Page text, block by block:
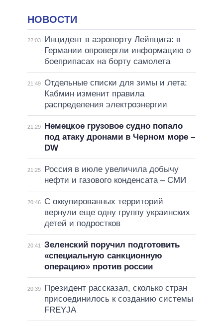
НОВОСТИ
22:03
Инцидент в аэропорту Лейпцига: в
Германии опровергли информацию о
боеприпасах на борту самолета
21:49 Отдельные списки для зимы и лета:
Кабмин изменит правила
распределения электроэнергии
21:29
Немецкое грузовое судно попало
под атаку дронами в Черном море –
DW
21:25
Россия в июле увеличила добычу
нефти и газового конденсата – СМИ
20:46
С оккупированных территорий
вернули еще одну группу украинских
детей и подростков
20:41
Зеленский поручил подготовить
«специальную санкционную
операцию» против россии
20:39
Президент рассказал, сколько стран
присоединилось к созданию системы
FREYJA